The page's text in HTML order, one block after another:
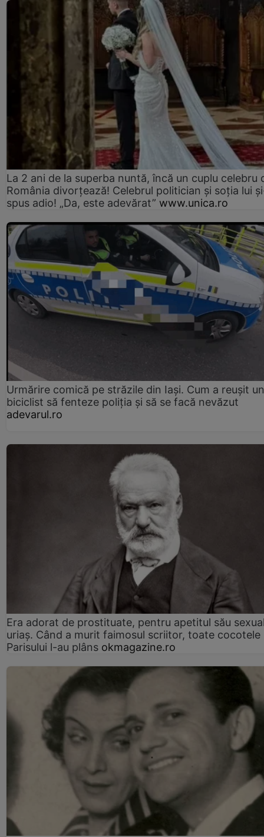
La 2 ani de la superba nuntă, încă un cuplu celebru
România divorțează! Celebrul politician și soția lui
spus adio! „Da, este adevărat” www.unica.ro
Urmărire comică pe străzile din Iași. Cum a reușit un
biciclist să fenteze poliția și să se facă nevăzut
adevarul.ro
Era adorat de prostituate, pentru apetitul său
uriaș. Când a murit faimosul scriitor, toate cocotele
Parisului l-au plâns okmagazine.ro